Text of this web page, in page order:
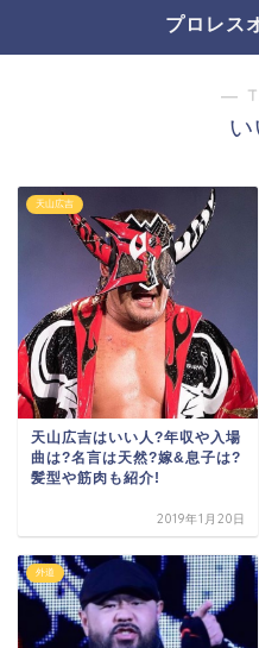
プロレス
―
い
天山広吉
天山広吉はいい人?年収や入場
曲は?名言は天然?嫁&息子は?
髪型や筋肉も紹介!
2019年1月20日
外道